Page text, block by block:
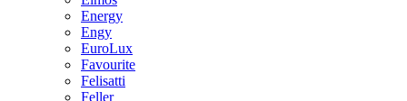
Energy
Engy
EuroLux
Favourite
Felisatti
Feller